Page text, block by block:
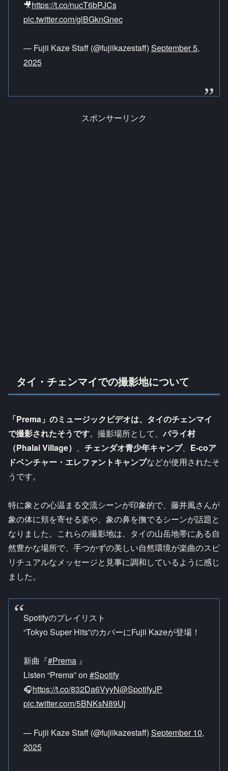
🎥https://t.co/nucT6bPJCs
pic.twitter.com/glBGknGnec
— Fujii Kaze Staff (@fujiikazestaff) September 5,
2025
スポンサーリンク
タイ・チェンマイでの撮影地について
「Prema」のミュージックビデオは、タイのチェンマイ
で撮影されたそうです。撮影場所として、パライ村
（Phalai Village）
チェンダオ青少年キャンプ、 E-coア
ドベンチャー・エレファントキャンプなどが使用されたそ
うです。
特に象との心温まる交流シーンが印象的で、藤井風さんが
象の体に頬を寄せる姿や、象の鼻を撫でるシーンが話題と
なりました。これらの撮影地は、タイの山岳地帯にある自
然豊かな場所で、手つかずの美しい自然環境が楽曲のスピ
リチュアルなメッセージと見事に調和しているように感じ
ました。
Spotifyのプレイリスト
“Tokyo Super Hits”のカバーにFujii Kazeが登場！
新曲『#Prema』
Listen “Prema” on #Spotify
🎧https://t.co/832Da6VyyN@SpotifyJP
pic.twitter.com/5BNKsN89Uj
— Fujii Kaze Staff (@fujiikazestaff) September 10,
2025